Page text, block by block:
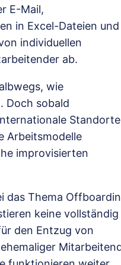
E-Mail,
in Excel-Dateien und
individuellen
ab.
wie
Doch sobald
Standorte
Arbeitsmodelle
improvisierten
das Thema
keine vollständig
den Entzug von